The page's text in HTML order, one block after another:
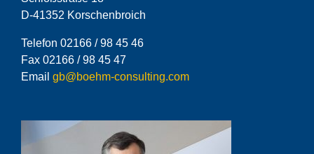
D-41352 Korschenbroich
Telefon 02166 / 98 45 46
Fax 02166 / 98 45 47
Email gb@boehm-consulting.com